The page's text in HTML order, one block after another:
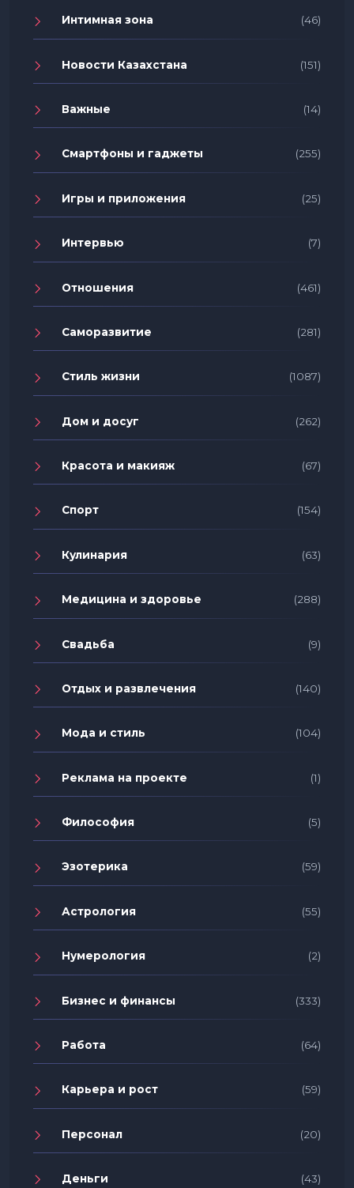
Интимная зона (46)
Новости Казахстана (151)
Важные (14)
Смартфоны и гаджеты (255)
Игры и приложения (25)
Интервью (7)
Отношения (461)
Саморазвитие (281)
Стиль жизни (1087)
Дом и досуг (262)
Красота и макияж (67)
Спорт (154)
Кулинария (63)
Медицина и здоровье (288)
Свадьба (9)
Отдых и развлечения (140)
Мода и стиль (104)
Реклама на проекте (1)
Философия (5)
Эзотерика (59)
Астрология (55)
Нумерология (2)
Бизнес и финансы (333)
Работа (64)
Карьера и рост (59)
Персонал (20)
Деньги (43)